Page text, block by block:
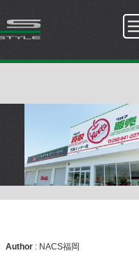
Author : NACS福岡